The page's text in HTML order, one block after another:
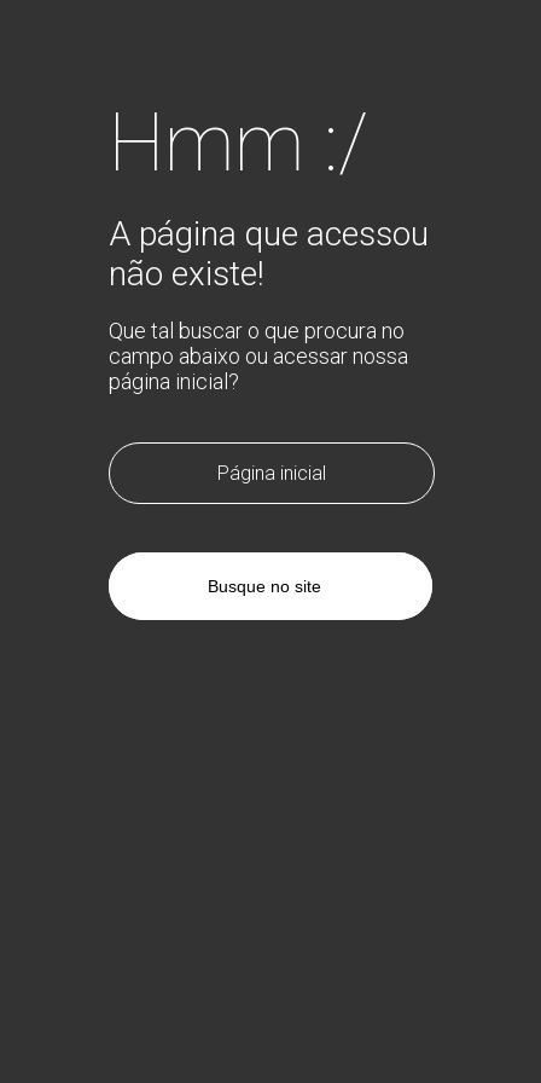
Hmm :/
A página que acessou
não existe!
Que tal buscar o que procura no
campo abaixo ou acessar nossa
página inicial?
Página inicial